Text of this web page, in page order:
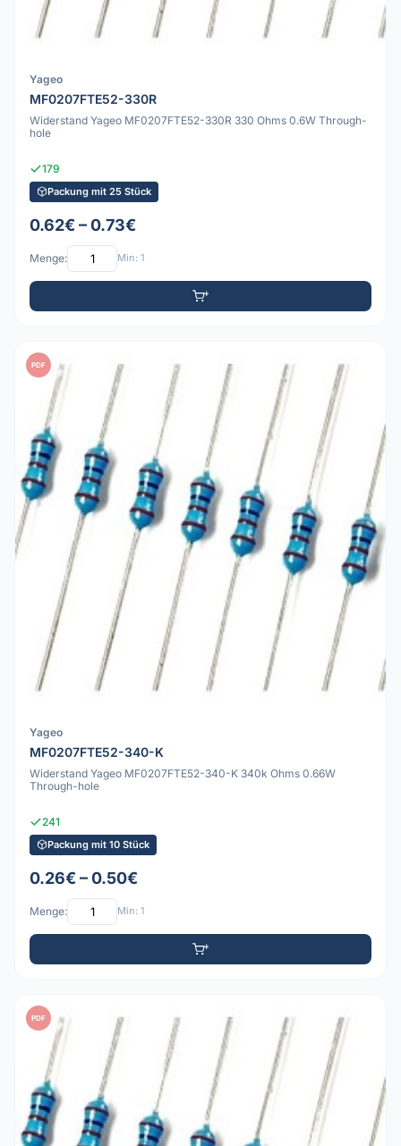
Yageo
MF0207FTE52-330R
Widerstand Yageo MF0207FTE52-330R 330 Ohms 0.6W Through-
hole
179
Packung mit 25 Stück
0.62€ – 0.73€
Menge: Min: 1
PDF
Yageo
MF0207FTE52-340-K
Widerstand Yageo MF0207FTE52-340-K 340k Ohms 0.66W
Through-hole
241
Packung mit 10 Stück
0.26€ – 0.50€
Menge: Min: 1
PDF